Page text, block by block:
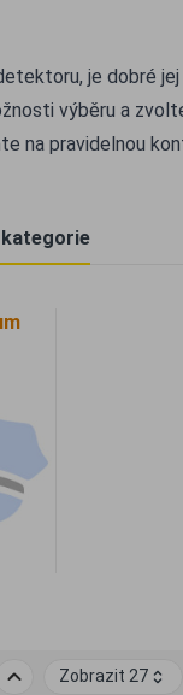
je dobré jej
výběru a
na pravidelnou
Zobrazit 27